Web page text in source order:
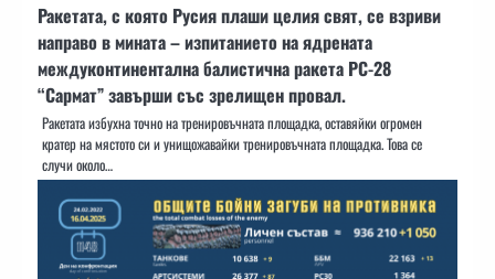
Ракетата, с която Русия плаши целия свят, се взриви
направо в мината – изпитанието на ядрената
междуконтинентална балистична ракета РС-28
“Сармат” завърши със зрелищен провал.
Ракетата избухна точно на тренировъчната площадка, оставяйки огромен
кратер на мястото си и унищожавайки тренировъчната площадка. Това се
случи около…